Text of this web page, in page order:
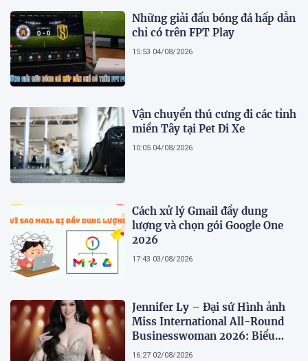
Những giải đấu bóng đá hấp dẫn
chỉ có trên FPT Play
15:53 04/08/2026
Vận chuyển thú cưng đi các tỉnh
miền Tây tại Pet Đi Xe
10:05 04/08/2026
Cách xử lý Gmail đầy dung
lượng và chọn gói Google One
2026
17:43 03/08/2026
Jennifer Ly – Đại sứ Hình ảnh
Miss International All-Round
Businesswoman 2026: Biểu
tượng của nhan sắc, trí tuệ và
16:27 02/08/2026